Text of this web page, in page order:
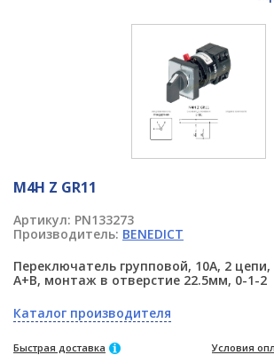
M4H Z GR11
Артикул: PN133273
Производитель: BENEDICT
Переключатель групповой, 10А, 2
A+B, монтаж в отверстие 22.5мм, 0-1-2
Каталог производителя
Быстрая доставка Условия